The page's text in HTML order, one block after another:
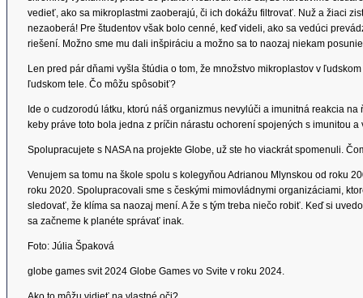
vedieť, ako sa mikroplastmi zaoberajú, či ich dokážu filtrovať. Nuž a žiaci
nezaoberá! Pre študentov však bolo cenné, keď videli, ako sa vedúci
riešení. Možno sme mu dali inšpiráciu a možno sa to naozaj niekam
Len pred pár dňami vyšla štúdia o tom, že množstvo mikroplastov v
ľudskom tele. Čo môžu spôsobiť?
Ide o cudzorodú látku, ktorú náš organizmus nevylúči a imunitná reakcia
keby práve toto bola jedna z príčin nárastu ochorení spojených s imunitou
Spolupracujete s NASA na projekte Globe, už ste ho viackrát spomenuli.
Venujem sa tomu na škole spolu s kolegyňou Adrianou Mlynskou od roku
roku 2020. Spolupracovali sme s českými mimovládnymi organizáciami,
sledovať, že klíma sa naozaj mení. A že s tým treba niečo robiť. Keď si
sa začneme k planéte správať inak.
Foto: Júlia Špaková
globe games svit 2024 Globe Games vo Svite v roku 2024.